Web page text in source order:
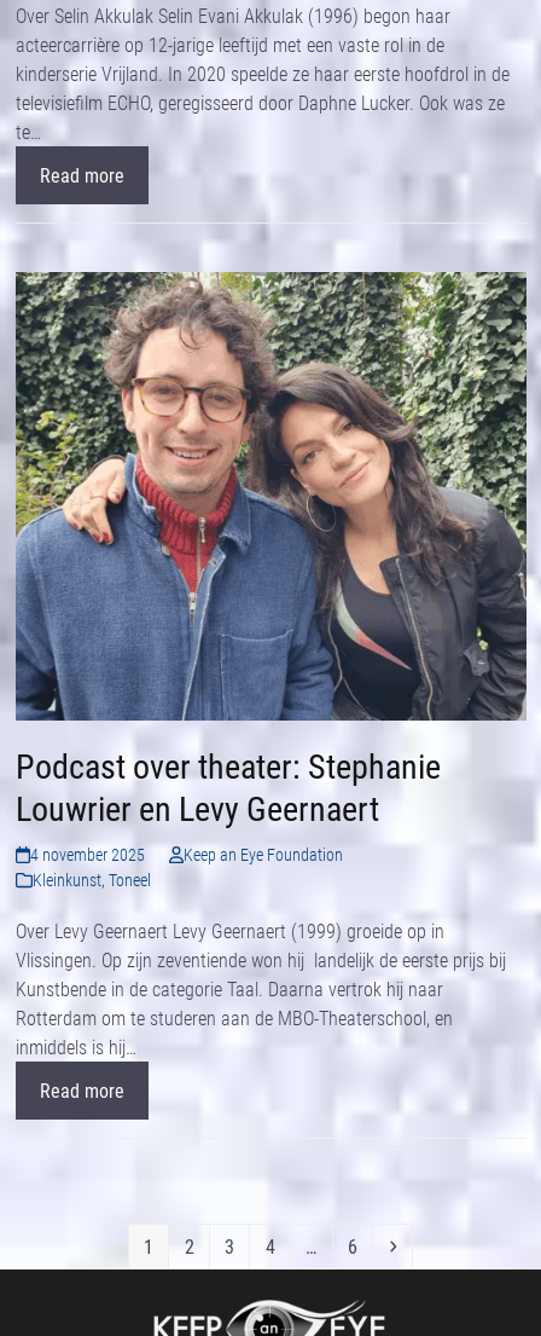
Over Selin Akkulak Selin Evani Akkulak (1996) begon haar
acteercarrière op 12-jarige leeftijd met een vaste rol in de
kinderserie Vrijland. In 2020 speelde ze haar eerste hoofdrol in de
televisiefilm ECHO, geregisseerd door Daphne Lucker. Ook was ze
te…
Read more
Podcast over theater: Stephanie
Louwrier en Levy Geernaert
4 november 2025
Keep an Eye Foundation
Kleinkunst, Toneel
Over Levy Geernaert Levy Geernaert (1999) groeide op in
Vlissingen. Op zijn zeventiende won hij landelijk de eerste prijs bij
Kunstbende in de categorie Taal. Daarna vertrok hij naar
Rotterdam om te studeren aan de MBO-Theaterschool, en
inmiddels is hij…
Read more
Page
1 Page
2 Page
3 Page
4 … Page
6 Next